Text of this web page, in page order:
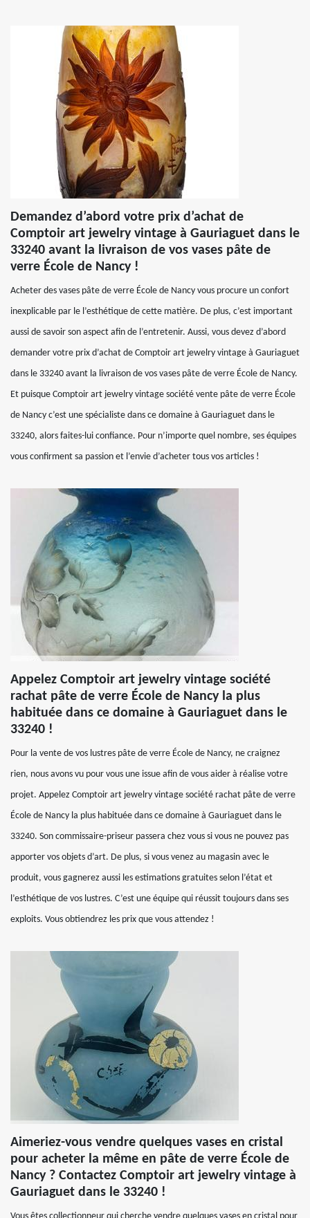
Demandez d’abord votre prix d’achat de
Comptoir art jewelry vintage à Gauriaguet dans le
33240 avant la livraison de vos vases pâte de
verre École de Nancy !
Acheter des vases pâte de verre École de Nancy vous procure un confort
inexplicable par le l’esthétique de cette matière. De plus, c’est important
aussi de savoir son aspect afin de l’entretenir. Aussi, vous devez d’abord
demander votre prix d’achat de Comptoir art jewelry vintage à Gauriaguet
dans le 33240 avant la livraison de vos vases pâte de verre École de Nancy.
Et puisque Comptoir art jewelry vintage société vente pâte de verre École
de Nancy c’est une spécialiste dans ce domaine à Gauriaguet dans le
33240, alors faites-lui confiance. Pour n’importe quel nombre, ses équipes
vous confirment sa passion et l’envie d’acheter tous vos articles !
Appelez Comptoir art jewelry vintage société
rachat pâte de verre École de Nancy la plus
habituée dans ce domaine à Gauriaguet dans le
33240 !
Pour la vente de vos lustres pâte de verre École de Nancy, ne craignez
rien, nous avons vu pour vous une issue afin de vous aider à réalise votre
projet. Appelez Comptoir art jewelry vintage société rachat pâte de verre
École de Nancy la plus habituée dans ce domaine à Gauriaguet dans le
33240. Son commissaire-priseur passera chez vous si vous ne pouvez pas
apporter vos objets d’art. De plus, si vous venez au magasin avec le
produit, vous gagnerez aussi les estimations gratuites selon l’état et
l’esthétique de vos lustres. C’est une équipe qui réussit toujours dans ses
exploits. Vous obtiendrez les prix que vous attendez !
Aimeriez-vous vendre quelques vases en cristal
pour acheter la même en pâte de verre École de
Nancy ? Contactez Comptoir art jewelry vintage à
Gauriaguet dans le 33240 !